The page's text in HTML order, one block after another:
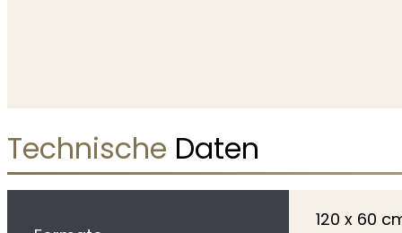
Technische Daten
120 x 60